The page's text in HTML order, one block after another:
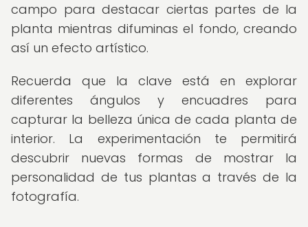
campo para destacar ciertas partes de la
planta mientras difuminas el fondo, creando
así un efecto artístico.
Recuerda que la clave está en explorar
diferentes ángulos y encuadres para
capturar la belleza única de cada planta de
interior. La experimentación te permitirá
descubrir nuevas formas de mostrar la
personalidad de tus plantas a través de la
fotografía.